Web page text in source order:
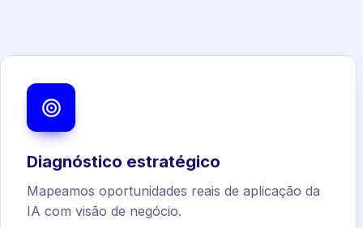
Diagnóstico estratégico
Mapeamos oportunidades reais de aplicação da
IA com visão de negócio.